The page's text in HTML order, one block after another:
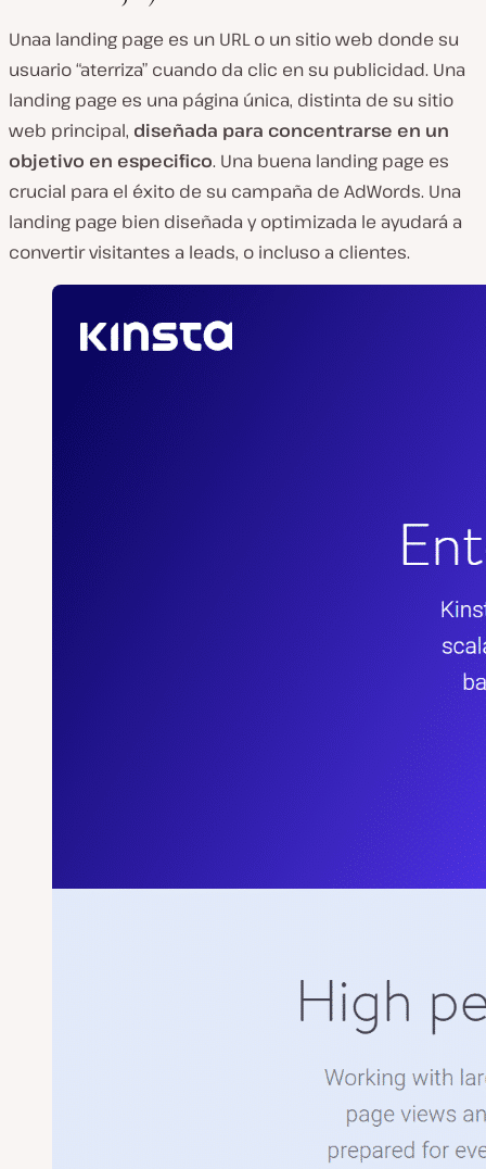
Unaa landing page es un URL o un sitio web donde su
usuario “aterriza” cuando da clic en su publicidad. Una
landing page es una página única, distinta de su sitio
web principal, diseñada para concentrarse en un
objetivo en especifico. Una buena landing page es
crucial para el éxito de su campaña de AdWords. Una
landing page bien diseñada y optimizada le ayudará a
convertir visitantes a leads, o incluso a clientes.